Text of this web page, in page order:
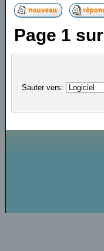
Page 1 sur
Sauter vers: